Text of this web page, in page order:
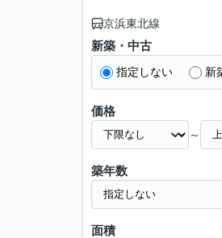
京浜東北線
新築・中古
指定しない 新
価格
～
築年数
面積